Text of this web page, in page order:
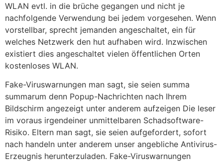
WLAN evtl. in die brüche gegangen und nicht je
nachfolgende Verwendung bei jedem vorgesehen. Wenn
vorstellbar, sprecht jemanden angeschaltet, ein für
welches Netzwerk den hut aufhaben wird. Inzwischen
existiert dies angeschaltet vielen öffentlichen Orten
kostenloses WLAN.
Fake-Viruswarnungen man sagt, sie seien summa
summarum denn Popup-Nachrichten nach Ihrem
Bildschirm angezeigt unter anderem aufzeigen Die leser
im voraus irgendeiner unmittelbaren Schadsoftware-
Risiko. Eltern man sagt, sie seien aufgefordert, sofort
nach handeln unter anderem unser angebliche Antivirus-
Erzeugnis herunterzuladen. Fake-Viruswarnungen